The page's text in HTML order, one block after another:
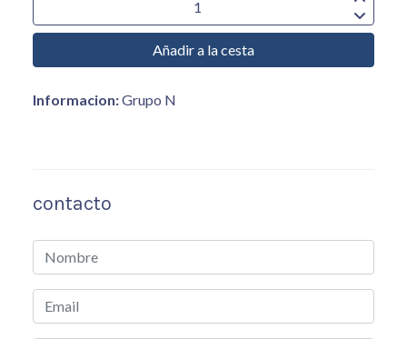
Añadir a la cesta
Informacion:Grupo N
contacto